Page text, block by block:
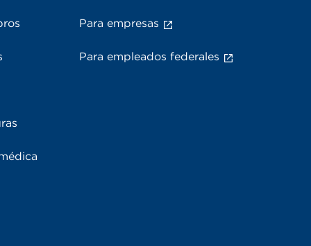
Para empresas
Para empleados federales